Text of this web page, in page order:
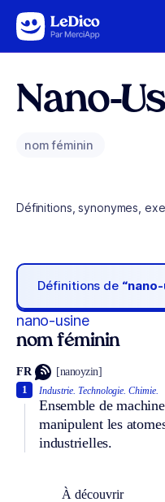
Aller au contenu
Nano-
nom féminin
Définitions, synonymes,
Définitions de
nano-usine
nom féminin
FR [nanoyzin]
Industrie. Technologie. Chimie.
Ensemble de
manipulent les
industrielles.
1
À découvrir